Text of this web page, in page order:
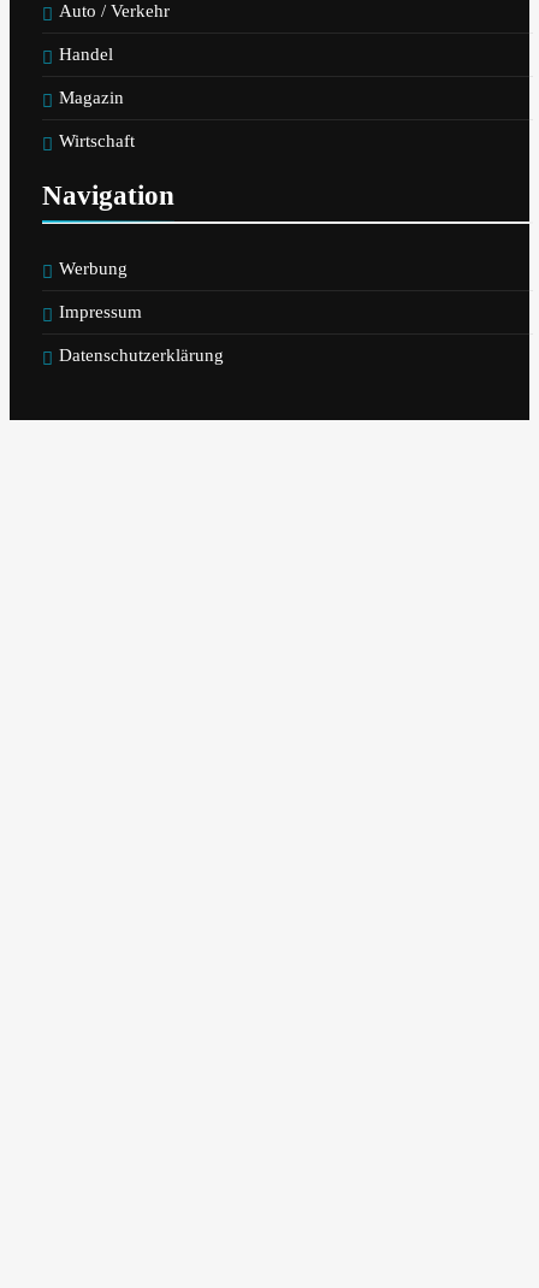
Auto / Verkehr
Handel
Magazin
Wirtschaft
Navigation
Werbung
Impressum
Datenschutzerklärung